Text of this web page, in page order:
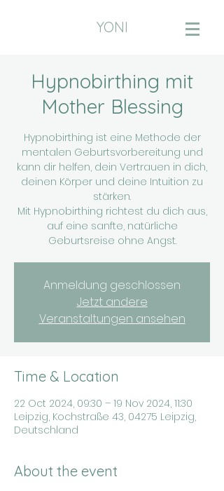
YONI
Hypnobirthing mit
Mother Blessing
Hypnobirthing ist eine Methode der
mentalen Geburtsvorbereitung und
kann dir helfen, dein Vertrauen in dich,
deinen Körper und deine Intuition zu
stärken.
Mit Hypnobirthing richtest du dich aus,
auf eine sanfte, natürliche
Geburtsreise ohne Angst.
Anmeldung geschlossen
Jetzt andere
Veranstaltungen ansehen
Time & Location
22 Oct 2024, 09:30 – 19 Nov 2024, 11:30
Leipzig, Kochstraße 43, 04275 Leipzig,
Deutschland
About the event